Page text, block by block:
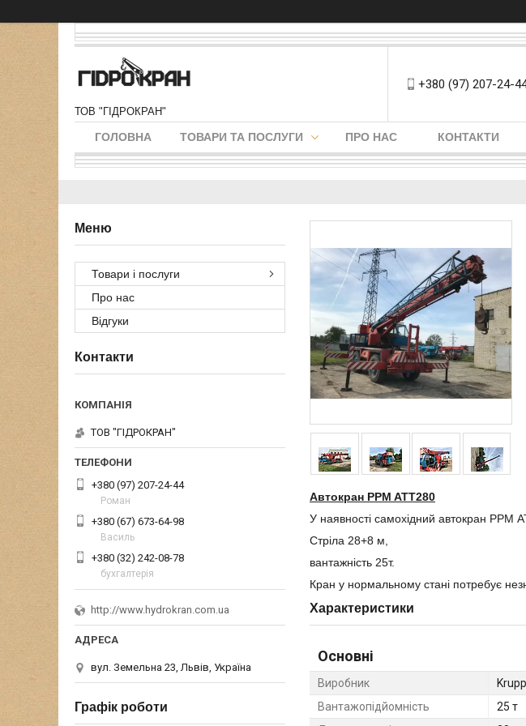
ТОВ "ГІДРОКРАН"
+380 (97) 207-24-
ГОЛОВНА ТОВАРИ ТА ПОСЛУГИ ПРО НАС КОНТАКТИ
Автокран PPM ATT280
У наявності самохідний автокран РРМ
Стріла 28+8 м,
вантажність 25т.
Кран у нормальному стані потребує
Характеристики
Основні
Виробник
Krupp
Вантажопідйомність
25 т
Товари і послуги
Про нас
Відгуки
Контакти
ТОВ "ГІДРОКРАН"
+380 (97) 207-24-44
Роман
+380 (67) 673-64-98
Василь
+380 (32) 242-08-78
бухгалтерія
http://www.hydrokran.com.ua
вул. Земельна 23, Львів, Україна
Графік роботи